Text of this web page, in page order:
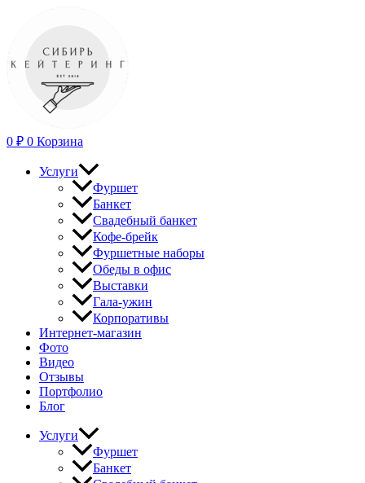
Перейти
0 ₽ 0 Корзина
Услуги
Фуршет
Банкет
Свадебный банкет
Кофе-брейк
Фуршетные наборы
Обеды в офис
Выставки
Гала-ужин
Корпоративы
Интернет-магазин
Фото
Видео
Отзывы
Портфолио
Блог
Услуги
Фуршет
Банкет